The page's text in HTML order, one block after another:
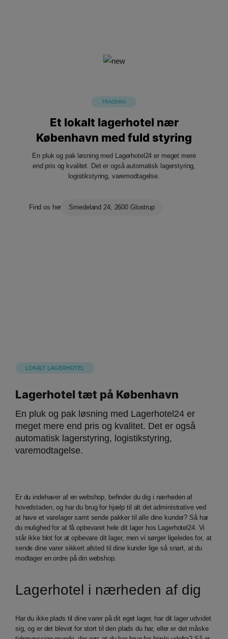
TRACKING
Et lokalt lagerhotel nær
København med fuld styring
En pluk og pak løsning med Lagerhotel24 er meget mere
end pris og kvalitet. Det er også automatisk lagerstyring,
logistikstyring, varemodtagelse.
Find os her Smedeland 24, 2600 Glostrup
LOKALT LAGERHOTEL
Lagerhotel tæt på København
En pluk og pak løsning med Lagerhotel24 er
meget mere end pris og kvalitet. Det er også
automatisk lagerstyring, logistikstyring,
varemodtagelse.
Er du indehaver af en webshop, befinder du dig i nærheden af
hovedstaden, og har du brug for hjælp til alt det administrative ved
at have et varelager samt sende pakker til alle dine kunder? Så har
du mulighed for at få opbevaret hele dit lager hos Lagerhotel24. Vi
står ikke blot for at opbevare dit lager, men vi sørger ligeledes for, at
sende dine varer sikkert afsted til dine kunder lige så snart, at du
modtager en ordre på din webshop.
Lagerhotel i nærheden af dig
Har du ikke plads til dine varer på dit eget lager, har dit lager udvidet
sig, og er det blevet for stort til den plads du har, eller er det måske